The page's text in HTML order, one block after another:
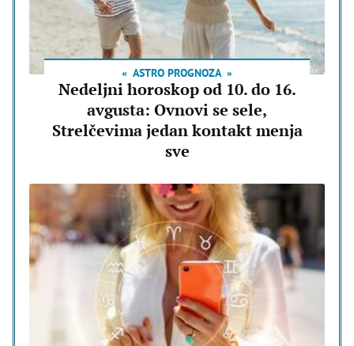
ASTRO PROGNOZA
Nedeljni horoskop od 10. do 16.
avgusta: Ovnovi se sele,
Strelčevima jedan kontakt menja
sve